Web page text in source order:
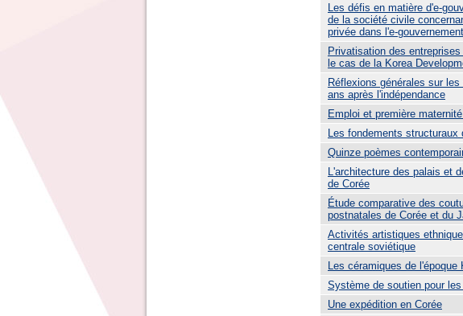
Les défis en matière d'e-
de la société civile
privée dans l'e-
Privatisation des
le cas de la Korea
Réflexions générales sur
ans après l'indépendance
Emploi et première
Les fondements
Quinze poèmes
L'architecture des palais et
de Corée
Étude comparative des
postnatales de Corée et du
Activités artistiques
centrale soviétique
Les céramiques de l'époque
Système de soutien pour
Une expédition en Corée